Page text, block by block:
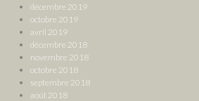
décembre 2019
octobre 2019
avril 2019
décembre 2018
novembre 2018
octobre 2018
septembre 2018
août 2018